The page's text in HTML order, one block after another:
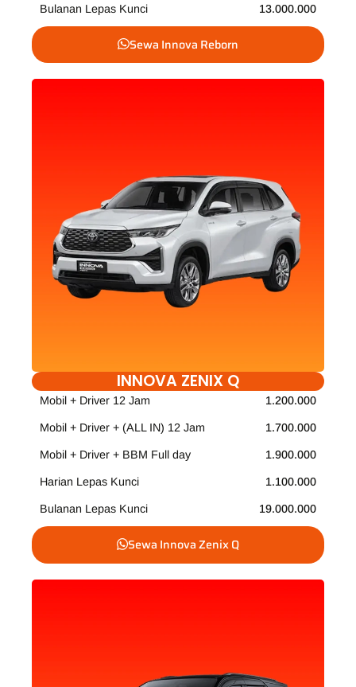
Bulanan Lepas Kunci 13.000.000
Sewa Innova Reborn
INNOVA ZENIX Q
Mobil + Driver 12 Jam 1.200.000
Mobil + Driver + (ALL IN) 12 Jam 1.700.000
Mobil + Driver + BBM Full day 1.900.000
Harian Lepas Kunci 1.100.000
Bulanan Lepas Kunci 19.000.000
Sewa Innova Zenix Q